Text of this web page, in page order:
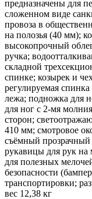
предназначены для
сложенном виде
провоза в
на полозья (40 мм);
высокопрочный
ручка;
складной
спинке; козырек и
регулируемая
лежа; подножка для
для ног с 2-мя
сторон;
410 мм; смотровое
съёмный прозрачный
рукавицы для рук
для полезных
безопасности
транспортировки;
вес 12,38 кг